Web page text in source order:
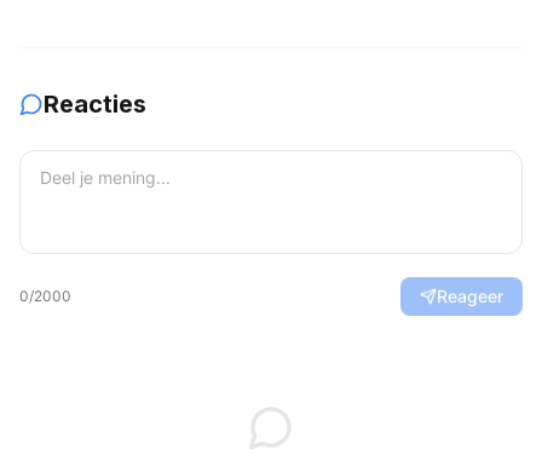
Reacties
0/2000 Reageer